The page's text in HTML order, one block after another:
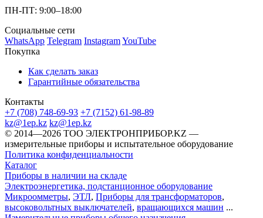
ПН-ПТ: 9:00–18:00
Социальные сети
WhatsApp Telegram InstagramYouTube
Покупка
Как сделать заказ
Гарантийные обязательства
Контакты
+7 (708) 748-69-93 +7 (7152) 61-98-89
kz@1ep.kz kz@1ep.kz
©️ 2014—2026 ТОО ЭЛЕКТРОНПРИБОР.KZ —
измерительные приборы и испытательное оборудование
Политика конфиденциальности
Каталог
Приборы в наличии на складе
Электроэнергетика, подстанционное оборудование
Микроомметры, ЭТЛ, Приборы для трансформаторов,
высоковольтных выключателей, вращающихся машин ...